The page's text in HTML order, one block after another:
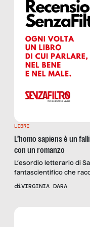
LIBRI
L’homo sapiens è un
con un romanzo
L’esordio letterario di
fantascientifico che
un’ancora di
diVIRGINIA DARA